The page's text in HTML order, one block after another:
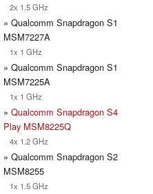
2x 1.5 GHz
» Qualcomm Snapdragon S1
MSM7227A
1x 1 GHz
» Qualcomm Snapdragon S1
MSM7225A
1x 1 GHz
» Qualcomm Snapdragon S4
Play MSM8225Q
4x 1.2 GHz
» Qualcomm Snapdragon S2
MSM8255
1x 1.5 GHz